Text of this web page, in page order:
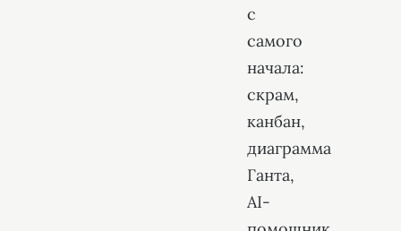
с
самого
начала:
скрам,
канбан,
диаграмма
Ганта,
AI-